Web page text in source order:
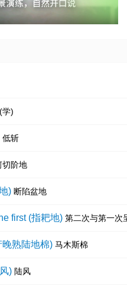
学)
低斩
切阶地
) 断陷盆地
first (指耙地) 第二次与第一次
晚熟陆地棉) 马木斯棉
) 陆风